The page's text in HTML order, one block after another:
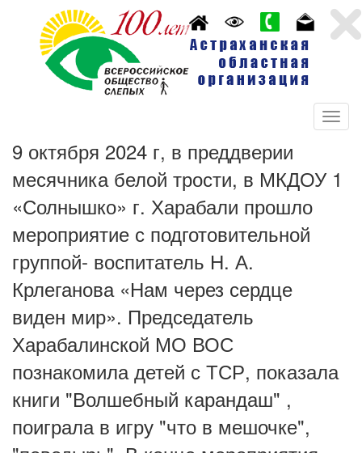
9 октября 2024 г, в преддверии
месячника белой трости, в МКДОУ 1
«Солнышко» г. Харабали прошло
мероприятие с подготовительной
группой- воспитатель Н. А.
Крлеганова «Нам через сердце
виден мир». Председатель
Харабалинской МО ВОС
познакомила детей с ТСР, показала
книги "Волшебный карандаш" ,
поиграла в игру "что в мешочке",